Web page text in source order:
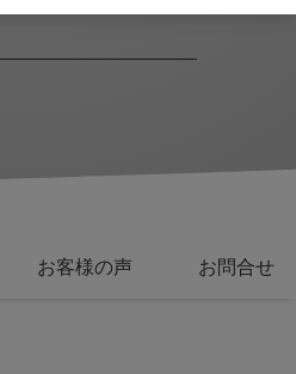
お客様の声 お問合せ